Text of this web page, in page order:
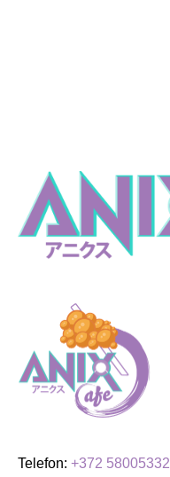
Telefon: +372 58005332